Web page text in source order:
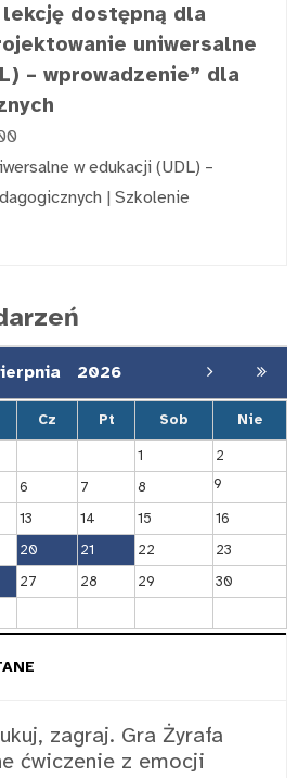
dostępną dla
uniwersalne
– wprowadzenie” dla
w edukacji (UDL) –
| Szkolenie
2026
Cz Pt Sob Nie
1
2
6 7 8
9
13 14 15
16
20 21 22
23
27 28 29
30
zagraj. Gra Żyrafa
ćwiczenie z emocji